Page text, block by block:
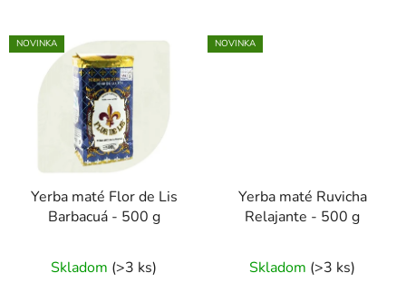
NOVINKA
Yerba maté Flor de Lis
Barbacuá - 500 g
Skladom (>3 ks)
NOVINKA
Yerba maté Ruvicha
Relajante - 500 g
Skladom (>3 ks)